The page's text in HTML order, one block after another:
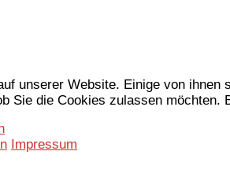
unserer Website. Einige von
Sie die Cookies zulassen möchten.
Impressum